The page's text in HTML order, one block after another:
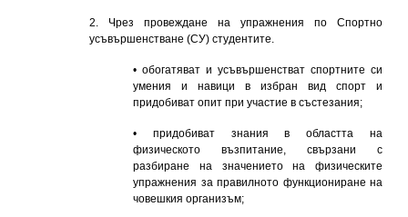
2. Чрез провеждане на упражнения по Спортно
усъвършенстване (СУ) студентите.
• обогатяват и усъвършенстват спортните си
умения и навици в избран вид спорт и
придобиват опит при участие в състезания;
• придобиват знания в областта на
физическото възпитание, свързани с
разбиране на значението на физическите
упражнения за правилното функциониране на
човешкия организъм;